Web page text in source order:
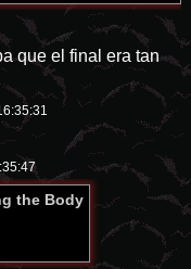
que el final era tan
the Body